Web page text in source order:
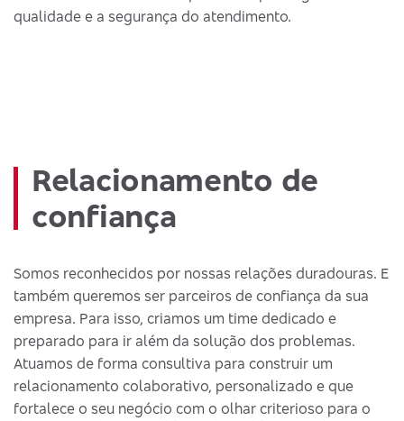
qualidade e a segurança do atendimento.
Relacionamento de
confiança
Somos reconhecidos por nossas relações duradouras. E
também queremos ser parceiros de confiança da sua
empresa. Para isso, criamos um time dedicado e
preparado para ir além da solução dos problemas.
Atuamos de forma consultiva para construir um
relacionamento colaborativo, personalizado e que
fortalece o seu negócio com o olhar criterioso para o